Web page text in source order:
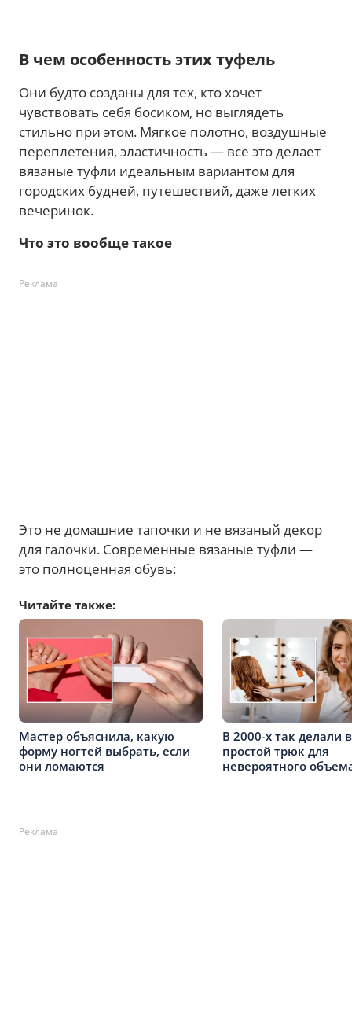
В чем особенность этих туфель
Они будто созданы для тех, кто хочет
чувствовать себя босиком, но выглядеть
стильно при этом. Мягкое полотно, воздушные
переплетения, эластичность — все это делает
вязаные туфли идеальным вариантом для
городских будней, путешествий, даже легких
вечеринок.
Что это вообще такое
Реклама
Это не домашние тапочки и не вязаный декор
для галочки. Современные вязаные туфли —
это полноценная обувь:
Читайте также:
Мастер объяснила, какую
форму ногтей выбрать, если
они ломаются
В 2000-х так делали
простой трюк для
невероятного
Реклама